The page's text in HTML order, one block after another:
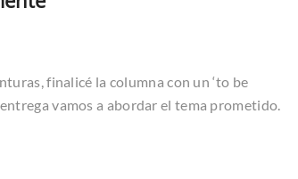
finalicé la columna con un ‘to be
vamos a abordar el tema prometido.